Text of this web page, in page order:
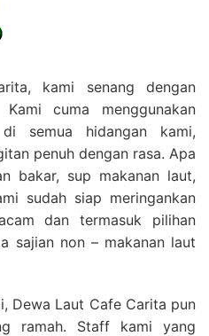
kami senang dengan
cuma menggunakan
semua hidangan kami,
penuh dengan rasa. Apa
bakar, sup makanan laut,
sudah siap meringankan
dan termasuk pilihan
sajian non – makanan laut
Dewa Laut Cafe Carita pun
ramah. Staff kami yang